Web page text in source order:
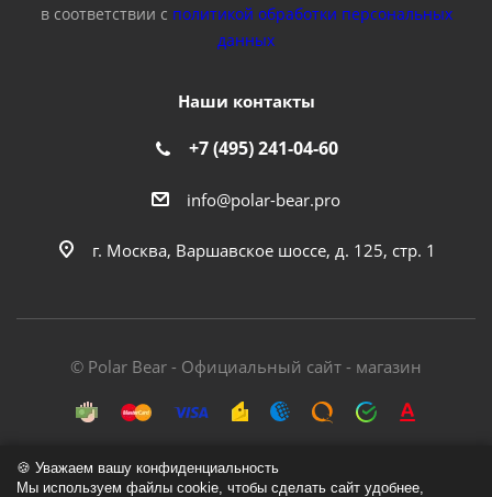
в соответствии с политикой обработки персональных
данных
Наши контакты
+7 (495) 241-04-60
info@polar-bear.pro
г. Москва, Варшавское шоссе, д. 125, стр. 1
© Polar Bear - Официальный сайт - магазин
🍪 Уважаем вашу конфиденциальность
Мы используем файлы cookie, чтобы сделать сайт удобнее,